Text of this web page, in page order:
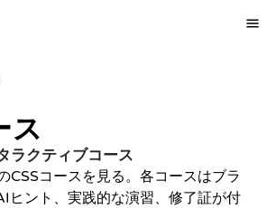
ス
ラクティブコース
CSSコースを見る。各コースはブラ
ヒント、実践的な演習、修了証が付